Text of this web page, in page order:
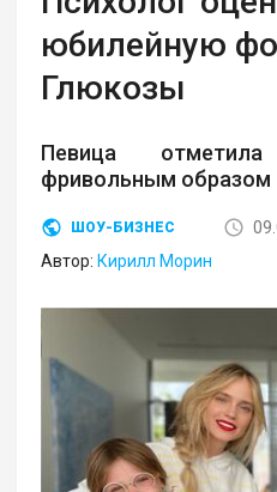
юбилейную
Глюкозы
Певица
фривольным образом
ШОУ-БИЗНЕС
Автор: Кирилл Морин